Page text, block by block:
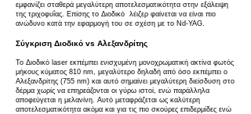
εμφανίζει σταθερά μεγαλύτερη αποτελεσματικότητα στην εξάλειψη
της τριχοφυΐας. Επίσης το Διοδικό λέιζερ φαίνεται να είναι πιο
ανώδυνο κατά την εφαρμογή του σε σχέση με το Nd-YAG.
Σύγκριση Διοδικό vs Αλεξανδρίτης
Το Διοδικό laser εκπέμπει ενισχυμένη μονοχρωματική ακτίνα φωτός
μήκους κύματος 810 nm, μεγαλύτερο δηλαδή από όσο εκπέμπει ο
Αλεξανδρίτης (755 nm) και αυτό σημαίνει μεγαλύτερη διείσδυση στο
δέρμα χωρίς να επηρεάζονται οι γύρω ιστοί, ενώ παράλληλα
αποφεύγεται η μελανίνη. Αυτό μεταφράζεται ως καλύτερη
αποτελεσματικότητα ακόμα και για τις πιο σκούρες επιδερμίδες ενώ